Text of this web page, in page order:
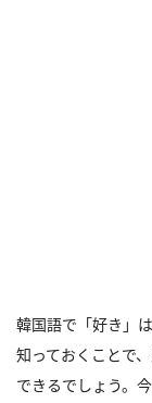
韓国語で「好き」
知っておくことで
できるでしょう。